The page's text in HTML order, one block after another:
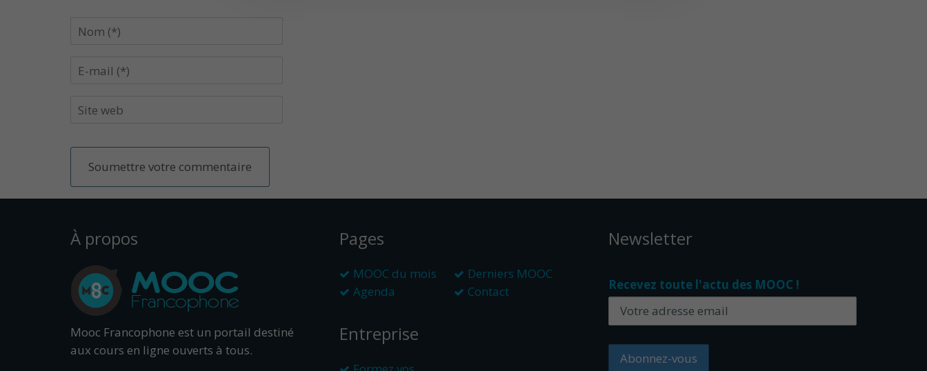
À propos
Mooc Francophone est un portail destiné
aux cours en ligne ouverts à tous.
Pages
MOOC du mois
Derniers MOOC
Agenda
Contact
Entreprise
Newsletter
Recevez toute l'actu des MOOC !